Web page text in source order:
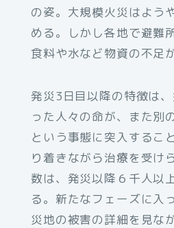
の姿。大規模火災はよう
める。しかし各地で避難
食料や水など物資の不足
発災3日目以降の特徴は
った人々の命が、また別
という事態に突入するこ
り着きながら治療を受け
数は、発災以降６千人以
る。新たなフェーズに入
災地の被害の詳細を見な